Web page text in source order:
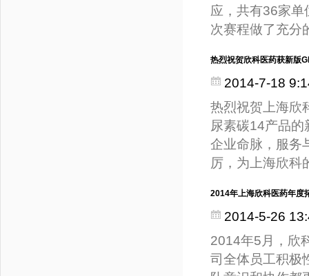
应，共有36家
次赛程做了充分
热烈祝贺欣科医药获新版
2014-7-18
热烈祝贺上海欣
尿素碳14产品
企业命脉，服务
厉，为上海欣科
2014年上海欣科医药年度
2014-5-26
2014年5月，欣
司全体员工积极